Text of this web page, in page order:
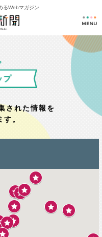
るWebマガジン
された情報を
。